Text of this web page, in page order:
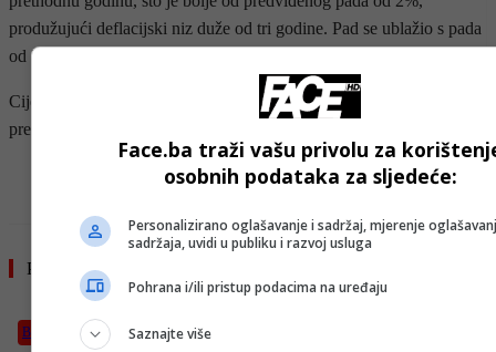
produžujući deflacijski niz duže od tri godine. Pad se ublažio s pada
od 2,2% u novembru, dijelom zbog viših cijena obojenih metala.
Cijene trajnih roba široke potrošnje pale su za 3,5% u odnosu na
prethodnu godinu.
- OGLAS -
Pročitajte još
Biznis
Face.ba traži vašu privolu za
osobnih podataka za sljedeće:
Personalizirano oglašavanje i sadržaj, mjerenje
sadržaja, uvidi u publiku i razvoj usluga
Pohrana i/ili pristup podacima na uređaju
Saznajte više